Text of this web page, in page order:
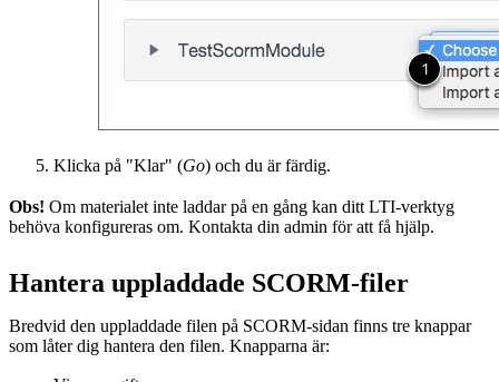
Klicka på "Klar" (Go) och du är färdig.
Obs! Om materialet inte laddar på en gång kan ditt LTI-verktyg
behöva konfigureras om. Kontakta din admin för att få hjälp.
Hantera uppladdade SCORM-filer
Bredvid den uppladdade filen på SCORM-sidan finns tre knappar
som låter dig hantera den filen. Knapparna är: